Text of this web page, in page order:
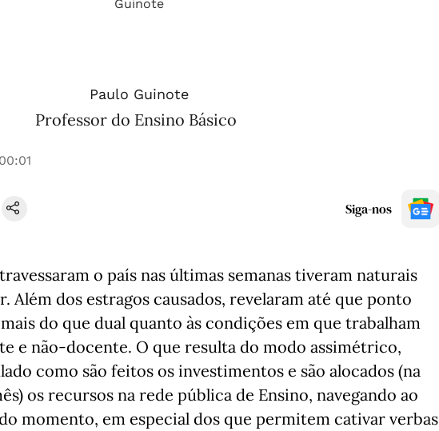
Paulo Guinote
Professor do Ensino Básico
Siga-nos
o país nas últimas semanas tiveram naturais
Além dos estragos causados, revelaram até que ponto
do que dual quanto às condições em que trabalham
e não-docente. O que resulta do modo assimétrico,
como são feitos os investimentos e são alocados (na
os recursos na rede pública de Ensino, navegando ao
momento, em especial dos que permitem cativar verbas